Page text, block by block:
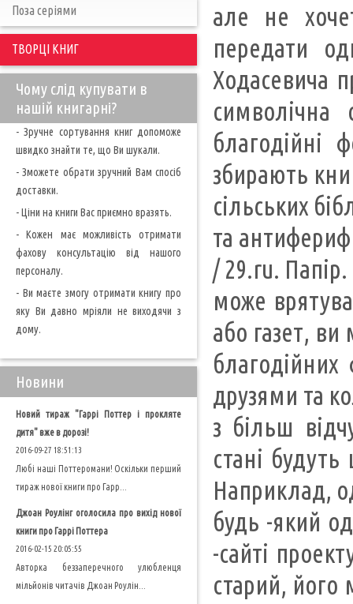
але не
передати
Ходасевича
символічна
благодійні
збирають
сільських
та
/ 29.ru.
може
або газет, ви
друзями та
з більш
стані
Наприклад,
будь -який
-сайті
старий, його
Поза серіями
ТВОРЦІ КНИГ
Чому слід купувати в
нашій книгарні?
- Зручне сортування книг допоможе
швидко знайти те, що Ви шукали.
- Зможете обрати зручний Вам спосіб
доставки.
- Ціни на книги Вас приємно вразять.
- Кожен має можливість отримати
фахову консультацію від нашого
персоналу.
- Ви маєте змогу отримати книгу про
яку Ви давно мріяли не виходячи з
дому.
Новини
Новий тираж "Гаррі Поттер і прокляте
дитя" вже в дорозі!
2016-09-27 18:51:13
Любі наші Поттеромани! Оскільки перший
тираж нової книги про Гарр...
Джоан Роулінг оголосила про вихід нової
книги про Гаррі Поттера
2016-02-15 20:05:55
Авторка беззаперечного улюбленця
мільйонів читачів Джоан Роулін...